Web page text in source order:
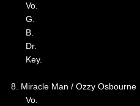
Vo.
G.
B.
Dr.
Key.
8. Miracle Man / Ozzy Osbourne
Vo.